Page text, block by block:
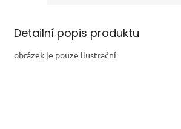
Detailní popis produktu
obrázek je pouze ilustrační